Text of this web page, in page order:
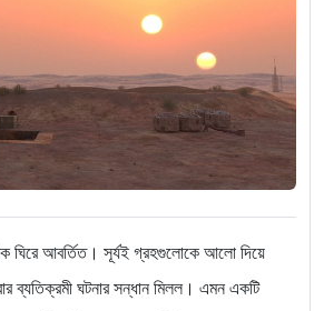
ঘিরে আবর্তিত। সূর্যই গ্রহগুলোকে আলো দিয়ে
ব্যতিক্রমী ঘটনার সন্ধান মিলল। এমন একটি